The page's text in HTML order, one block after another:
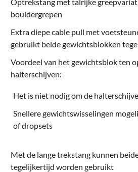
bouldergrepen
Extra diepe cable pull met
gebruikt beide gewichtsblokken
Voordeel van het gewichtsblok ten
halterschijven:
Het is niet nodig om de
Snellere gewichtswisselingen
of dropsets
Met de lange trekstang kunnen
tegelijkertijd worden gebruikt